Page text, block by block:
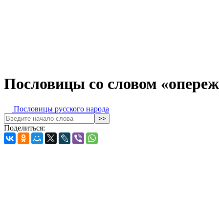
Пословицы со словом
Пословицы русского народа
Поделиться: